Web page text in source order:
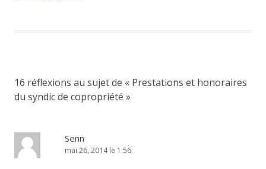
16 réflexions au sujet de « Prestations et honoraires
du syndic de copropriété »
Senn
mai 26, 2014 le 1:56